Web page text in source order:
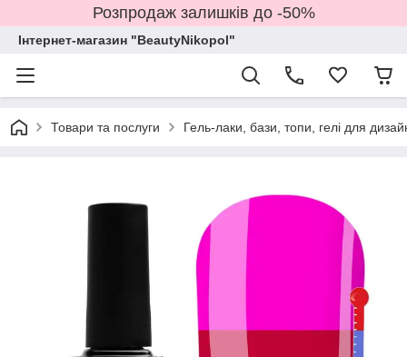
Розпродаж залишків до -50%
Інтернет-магазин "BeautyNikopol"
Товари та послуги Гель-лаки, бази, топи, гелі для